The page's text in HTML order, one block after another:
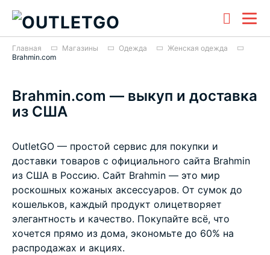
Главная Магазины Одежда
Женская одежда
Brahmin.com
Brahmin.com — выкуп и доставка
из США
OutletGO — простой сервис для покупки и
доставки товаров с официального сайта Brahmin
из США в Россию. Сайт Brahmin — это мир
роскошных кожаных аксессуаров. От сумок до
кошельков, каждый продукт олицетворяет
элегантность и качество. Покупайте всё, что
хочется прямо из дома, экономьте до 60% на
распродажах и акциях.